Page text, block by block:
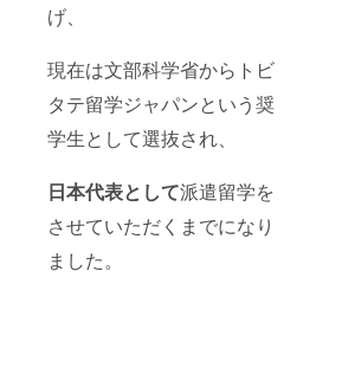
げ、
現在は文部科学省からトビ
タテ留学ジャパンという奨
学生として選抜され、
日本代表として派遣留学を
させていただくまでになり
ました。